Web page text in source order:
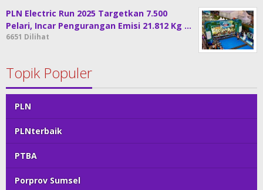
PLN Electric Run 2025 Targetkan 7.500
Pelari, Incar Pengurangan Emisi 21.812 Kg …
6651 Dilihat
Topik Populer
PLN
PLNterbaik
PTBA
Porprov Sumsel